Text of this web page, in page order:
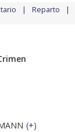
Reparto
(+)